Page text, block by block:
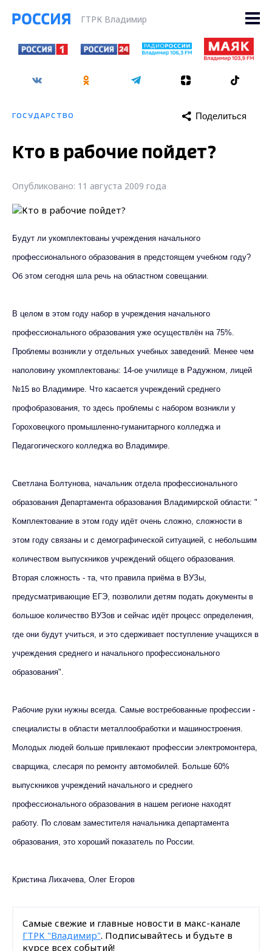
ГТРК Владимир
ГОСУДАРСТВО Поделиться
Кто в рабочие пойдет?
Опубликовано: 11 августа 2009 года
Будут ли укомплектованы учреждения начального
профессионального образования в предстоящем учебном году?
Об этом сегодня шла речь на областном совещании.
В целом в этом году набор в учреждения начального
профессионального образования уже осуществлён на 75%.
Проблемы возникли у отдельных учебных заведений. Менее чем
наполовину укомплектованы: 14-ое училище в Радужном, лицей
№15 во Владимире. Что касается учреждений среднего
профобразования, то здесь проблемы с набором возникли у
Гороховецкого промышленно-гуманитарного колледжа и
Педагогического колледжа во Владимире.
Светлана Болтунова, начальник отдела профессионального
образования Департамента образования Владимирской области: "
Комплектование в этом году идёт очень сложно, сложности в
этом году связаны и с демографической ситуацией, с небольшим
количеством выпускников учреждений общего образования.
Вторая сложность - та, что правила приёма в ВУЗы,
предусматривающие ЕГЭ, позволили детям подать документы в
большое количество ВУЗов и сейчас идёт процесс определения,
где они будут учиться, и это сдерживает поступление учащихся в
учреждения среднего и начального профессионального
образования".
Рабочие руки нужны всегда. Самые востребованные профессии -
специалисты в области металлообработки и машиностроения.
Молодых людей больше привлекают профессии электромонтера,
сварщика, слесаря по ремонту автомобилей. Больше 60%
выпускников учреждений начального и среднего
профессионального образования в нашем регионе находят
работу. По словам заместителя начальника департамента
образования, это хороший показатель по России.
Кристина Лихачева, Олег Егоров
Самые свежие и главные новости в макс-канале
ГТРК "Владимир". Подписывайтесь и будьте в
курсе всех событий!